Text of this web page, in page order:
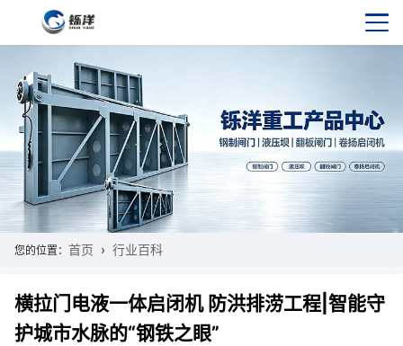
您的位置： 首页 行业百科
横拉门电液一体启闭机 防洪排涝工程|智能守
护城市水脉的“钢铁之眼”